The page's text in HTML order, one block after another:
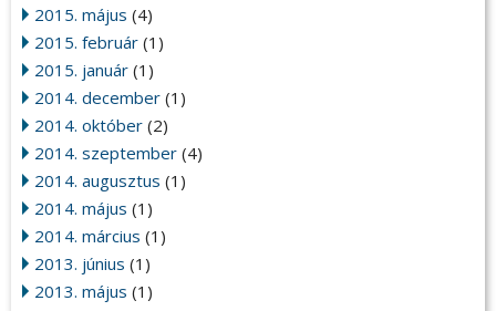
2015. május (4)
2015. február (1)
2015. január (1)
2014. december (1)
2014. október (2)
2014. szeptember (4)
2014. augusztus (1)
2014. május (1)
2014. március (1)
2013. június (1)
2013. május (1)